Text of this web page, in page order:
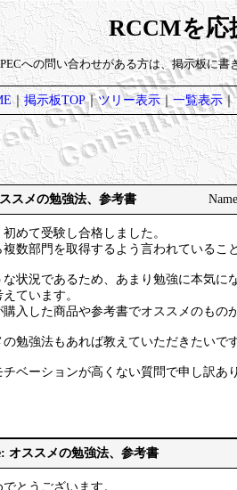
RCCMを応
への問い合わせがある方は、掲示板に書
｜掲示板TOP｜ツリー表示｜一覧表示｜
スメの勉強法、参考書
めて受験し合格しました。
複数部門を取得するよう言われているこ
な状況であるため、あまり勉強に本気
ています。
購入した商品や参考書でオススメのも
の勉強法もあれば教えていただきたいで
チベーションが高くない質問で申し訳あ
オススメの勉強法、参考書
とうございます。